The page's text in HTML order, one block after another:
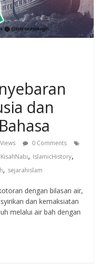
dan
0 Comments
, IslamicHistory,
, sejarahislam
dengan bilasan air,
dan kemaksiatan
melalui air bah dengan